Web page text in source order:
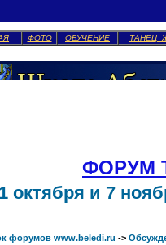
ФОТО ОБУЧЕНИЕ ТАНЕЦ
ФОРУМ
октября и 7
форумов www.beledi.ru ->